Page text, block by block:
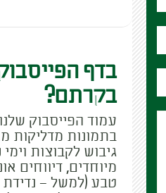
בדף
בקרתם?
עמוד הפייסבוק
בתמונות מדליקות
גיבוש לקבוצות
מיוחדים, דיווחים
טבע (למשל –